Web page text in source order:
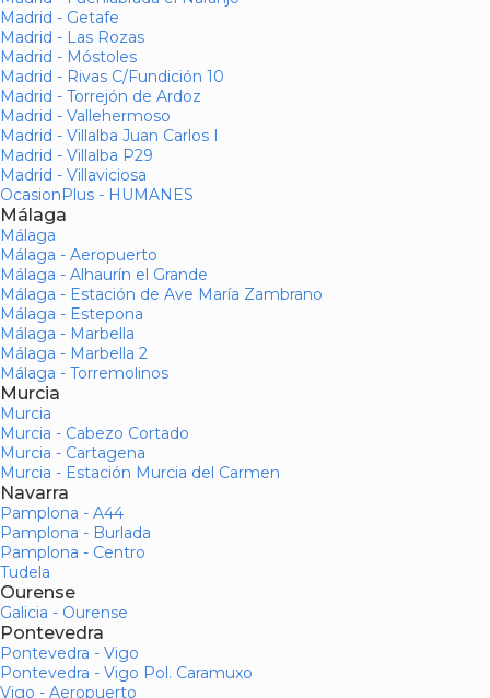
Madrid - Getafe
Madrid - Las Rozas
Madrid - Móstoles
Madrid - Rivas C/Fundición 10
Madrid - Torrejón de Ardoz
Madrid - Vallehermoso
Madrid - Villalba Juan Carlos I
Madrid - Villalba P29
Madrid - Villaviciosa
OcasionPlus - HUMANES
Málaga
Málaga
Málaga - Aeropuerto
Málaga - Alhaurín el Grande
Málaga - Estación de Ave María Zambrano
Málaga - Estepona
Málaga - Marbella
Málaga - Marbella 2
Málaga - Torremolinos
Murcia
Murcia
Murcia - Cabezo Cortado
Murcia - Cartagena
Murcia - Estación Murcia del Carmen
Navarra
Pamplona - A44
Pamplona - Burlada
Pamplona - Centro
Tudela
Ourense
Galicia - Ourense
Pontevedra
Pontevedra - Vigo
Pontevedra - Vigo Pol. Caramuxo
Vigo - Aeropuerto